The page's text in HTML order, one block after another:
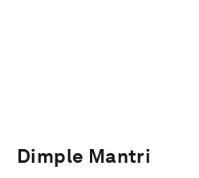
Dimple Mantri